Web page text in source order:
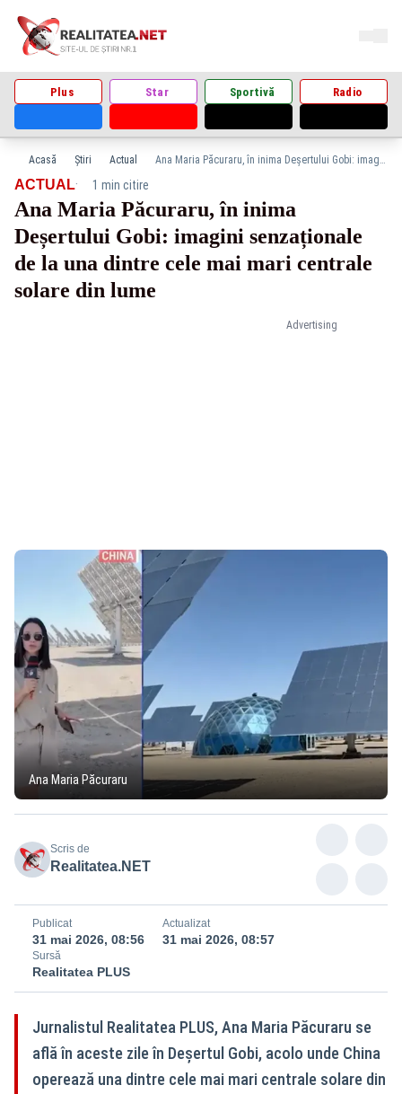
Plus Star Sportivă Radio
Acasă Știri Actual Ana Maria Păcuraru, în inima Deșertului Gobi: imagini senzaționale de la una dintre cele mai mari centrale solare din lume
Advertising
ACTUAL· 1 min citire
Ana Maria Păcuraru, în inima
Deșertului Gobi: imagini senzaționale
de la una dintre cele mai mari centrale
solare din lume
Ana Maria Păcuraru
Scris de
Realitatea.NET
Publicat
31 mai 2026, 08:56
Actualizat
31 mai 2026, 08:57
Sursă
Realitatea PLUS
Jurnalistul Realitatea PLUS, Ana Maria Păcuraru se
află în aceste zile în Deșertul Gobi, acolo unde China
operează una dintre cele mai mari centrale solare din